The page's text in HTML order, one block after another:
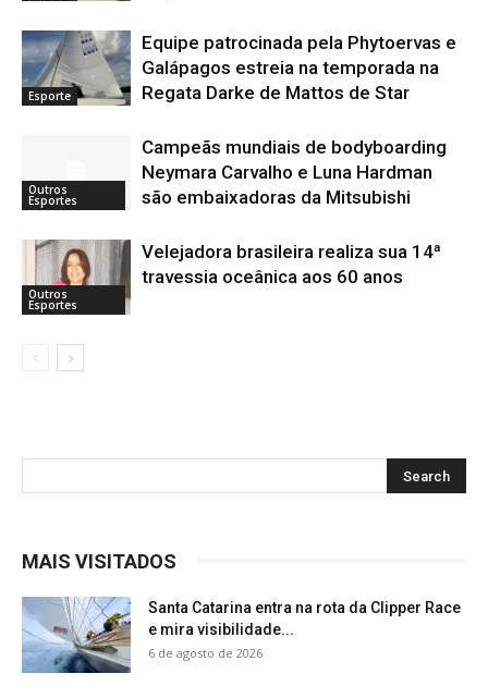
Esporte
Equipe patrocinada pela Phytoervas e
Galápagos estreia na temporada na
Regata Darke de Mattos de Star
Outros
Esportes
Campeãs mundiais de bodyboarding
Neymara Carvalho e Luna Hardman
são embaixadoras da Mitsubishi
Outros
Esportes
Velejadora brasileira realiza sua 14ª
travessia oceânica aos 60 anos
MAIS VISITADOS
Santa Catarina entra na rota da Clipper Race
e mira visibilidade...
6 de agosto de 2026